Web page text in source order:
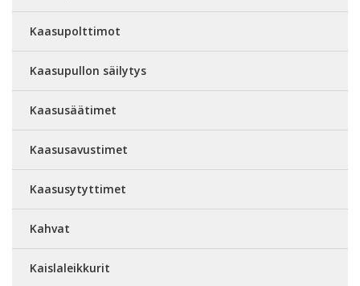
Kaasupolttimot
Kaasupullon säilytys
Kaasusäätimet
Kaasusavustimet
Kaasusytyttimet
Kahvat
Kaislaleikkurit